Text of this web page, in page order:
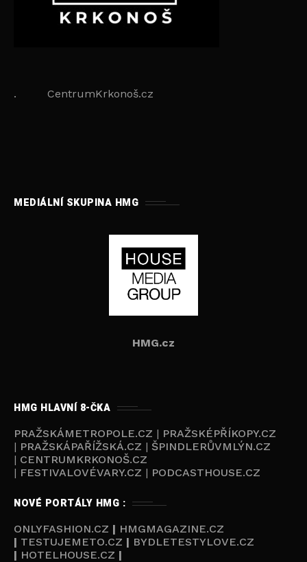
. CentrumKrkonoš.cz
MEDIÁLNÍ SKUPINA HMG
HMG.cz
HMG HLAVNÍ 8-ČKA
PRAŽSKÁMETROPOLE.CZ | PRAŽSKÉPŘÍKOPY.CZ
| PRAŽSKÁPAŘÍŽSKÁ.CZ | ŠPINDLERŮVMLÝN.CZ
| CENTRUMKRKONOŠ.CZ
| FESTIVALOVÉVARY.CZ | PODCASTHOUSE.CZ
NOVÉ PORTÁLY HMG :
ONLYFASHION.CZ | HMGMAGAZINE.CZ
| TESTUJEMETO.CZ | BYDLETESTYLOVE.CZ
| HOTELHOUSE.CZ |